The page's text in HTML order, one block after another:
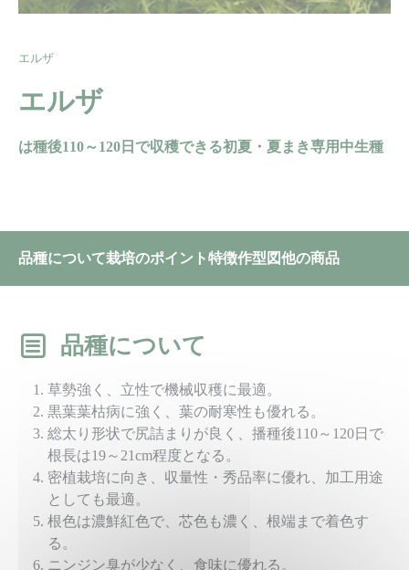
エルザ
エルザ
は種後110～120日で収穫できる初夏・夏まき専用中生種
品種について栽培のポイント特徴作型図他の商品
品種について
草勢強く、立性で機械収穫に最適。
黒葉葉枯病に強く、葉の耐寒性も優れる。
総太り形状で尻詰まりが良く、播種後110～120日で
根長は19～21cm程度となる。
密植栽培に向き、収量性・秀品率に優れ、加工用途
としても最適。
根色は濃鮮紅色で、芯色も濃く、根端まで着色す
る。
ニンジン臭が少なく、食味に優れる。